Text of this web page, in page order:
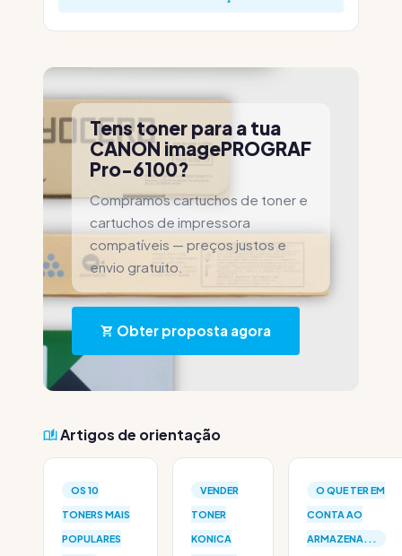
Tens toner para a tua
CANON imagePROGRAF
Pro-6100?
Compramos cartuchos de toner e
cartuchos de impressora
compatíveis — preços justos e
envio gratuito.
Obter proposta agora
Artigos de orientação
OS 10
TONERS MAIS
POPULARES
VENDER
TONER
KONICA
O QUE TER EM
CONTA AO
ARMAZENA...